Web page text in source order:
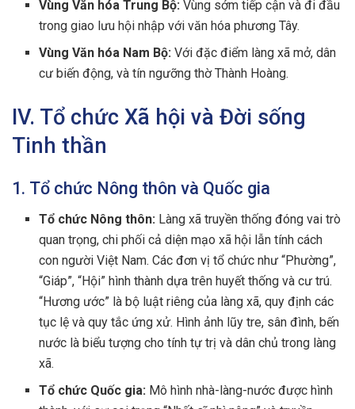
Vùng Văn hóa Trung Bộ: Vùng sớm tiếp cận và đi đầu
trong giao lưu hội nhập với văn hóa phương Tây.
Vùng Văn hóa Nam Bộ: Với đặc điểm làng xã mở, dân
cư biến động, và tín ngưỡng thờ Thành Hoàng.
IV. Tổ chức Xã hội và Đời sống
Tinh thần
1. Tổ chức Nông thôn và Quốc gia
Tổ chức Nông thôn: Làng xã truyền thống đóng vai trò
quan trọng, chi phối cả diện mạo xã hội lẫn tính cách
con người Việt Nam. Các đơn vị tổ chức như “Phường”,
“Giáp”, “Hội” hình thành dựa trên huyết thống và cư trú.
“Hương ước” là bộ luật riêng của làng xã, quy định các
tục lệ và quy tắc ứng xử. Hình ảnh lũy tre, sân đình, bến
nước là biểu tượng cho tính tự trị và dân chủ trong làng
xã.
Tổ chức Quốc gia: Mô hình nhà-làng-nước được hình